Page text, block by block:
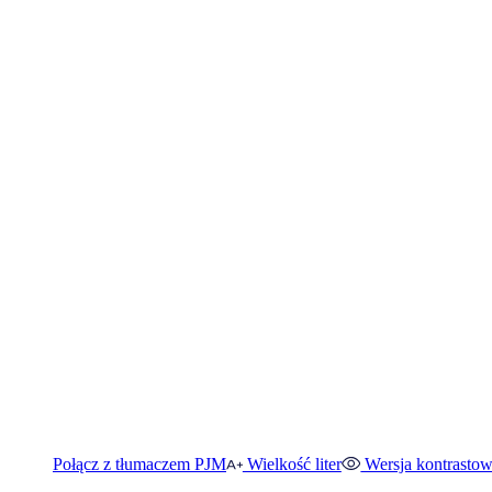
Połącz z tłumaczem PJM Wielkość liter Wersja